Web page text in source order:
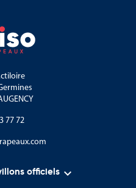
77 72
officiels 